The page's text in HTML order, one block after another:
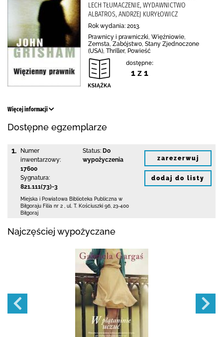
LECH TŁUMACZENIE, WYDAWNICTWO
ALBATROS, ANDRZEJ KURYŁOWICZ
Rok wydania: 2013.
Prawnicy i prawniczki, Więźniowie,
Zemsta, Zabójstwo, Stany Zjednoczone
(USA), Thriller, Powieść
dostępne:
1 z 1
Więcej informacji
Dostępne egzemplarze
1.
Numer
inwentarzowy:
17600
Sygnatura:
821.111(73)-3
Status: Do
wypożyczenia
Miejska i Powiatowa Biblioteka Publiczna w
Biłgoraju Filia nr 2
ul. T. Kościuszki 96 23-400
Biłgoraj
zarezerwuj
dodaj do listy
Najczęściej wypożyczane